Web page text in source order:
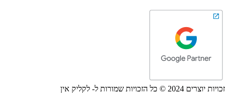
זכויות יוצרים 2024 © כל הזכויות שמורות ל- לקליק אין